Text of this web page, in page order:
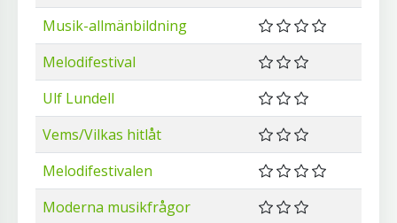
Musik-allmänbildning
Melodifestival
Ulf Lundell
Vems/Vilkas hitlåt
Melodifestivalen
Moderna musikfrågor